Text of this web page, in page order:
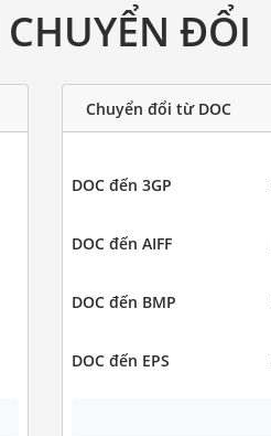
ĐỔI
Chuyển đổi từ DOC
DOC đến 3GP
DOC đến AIFF
DOC đến BMP
DOC đến EPS